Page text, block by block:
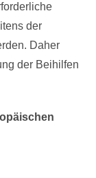
der
Daher
der Beihilfen